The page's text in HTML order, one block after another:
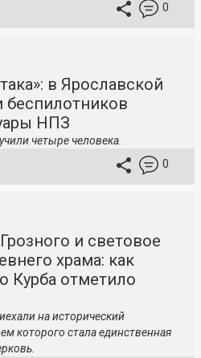
0
в Ярославской
беспилотников
НПЗ
четыре человека.
0
и световое
храма: как
Курба отметило
на исторический
которого стала единственная